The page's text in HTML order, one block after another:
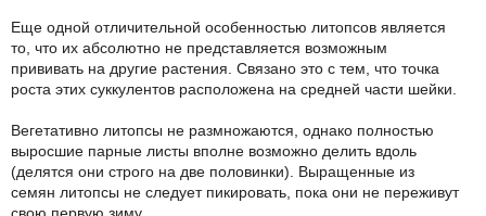
Еще одной отличительной особенностью литопсов является
то, что их абсолютно не представляется возможным
прививать на другие растения. Связано это с тем, что точка
роста этих суккулентов расположена на средней части шейки.
Вегетативно литопсы не размножаются, однако полностью
выросшие парные листы вполне возможно делить вдоль
(делятся они строго на две половинки). Выращенные из
семян литопсы не следует пикировать, пока они не переживут